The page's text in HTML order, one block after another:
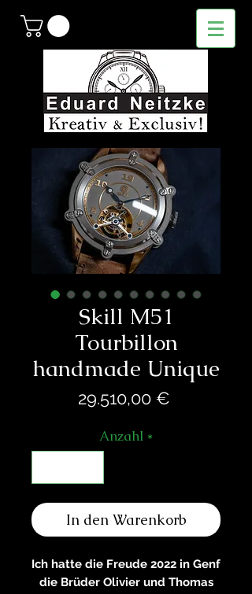
Skill M51
Tourbillon
handmade Unique
29.510,00 €
Anzahl *
In den Warenkorb
Ich hatte die Freude 2022 in Genf
die Brüder Olivier und Thomas